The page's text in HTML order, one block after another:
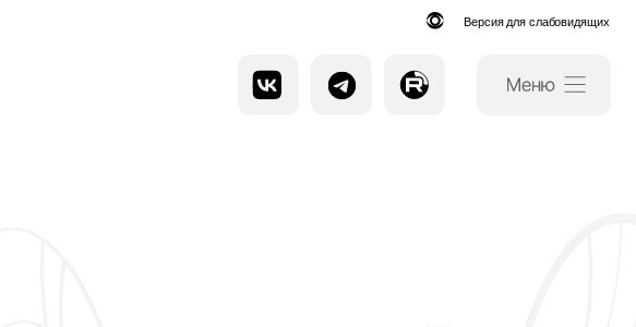
Версия для слабовидящих